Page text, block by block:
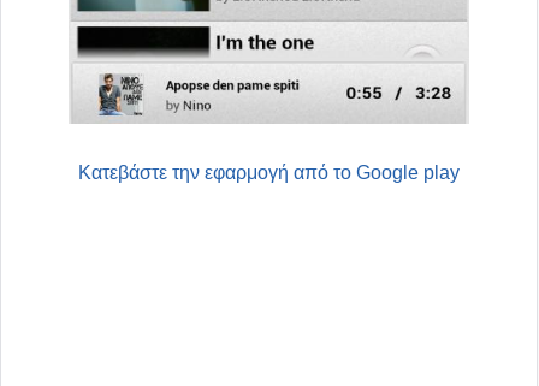
Κατεβάστε την εφαρμογή από το Google play